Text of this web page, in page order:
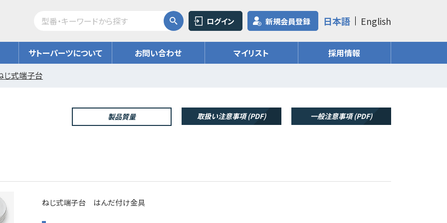
ログイン 新規会員登録 日本語 English
サトーパーツについて お問い合わせ マイリスト
採用情報
じ式端子台
製品質量 取扱い注意事項 (PDF) 一般注意事項 (PDF)
ねじ式端子台 はんだ付け金具